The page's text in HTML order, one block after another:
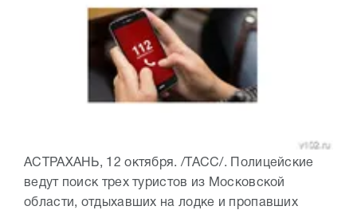
АСТРАХАНЬ, 12 октября. /ТАСС/. Полицейские
ведут поиск трех туристов из Московской
области, отдыхавших на лодке и пропавших